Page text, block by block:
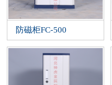
防磁柜FC-500